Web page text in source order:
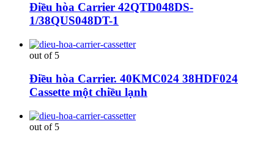
Điều hòa Carrier 42QTD048DS-
1/38QUS048DT-1
out of 5
Điều hòa Carrier. 40KMC024 38HDF024
Cassette một chiều lạnh
out of 5